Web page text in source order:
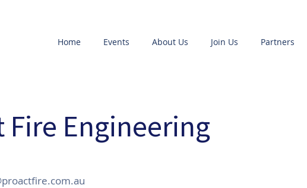
Home Events About Us Join Us Partners
Fire Engineering